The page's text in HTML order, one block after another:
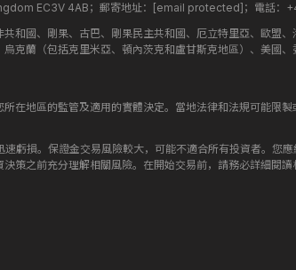
EC3V 4AB；郵寄地址： [email protected] ；電話：
和國、剛果、古巴、剛果民主共和國、厄立特里亞、歐盟
克蘭（包括克里米亞、頓內茨克和盧甘斯克地區）、美國
在地區的監管及適用的實體決定。當地法律和法規可能限
虧損。保證金交易風險較大，可能不適合所有投資者。您
策之前充分理解相關風險。在開始交易前，請務必詳細閱